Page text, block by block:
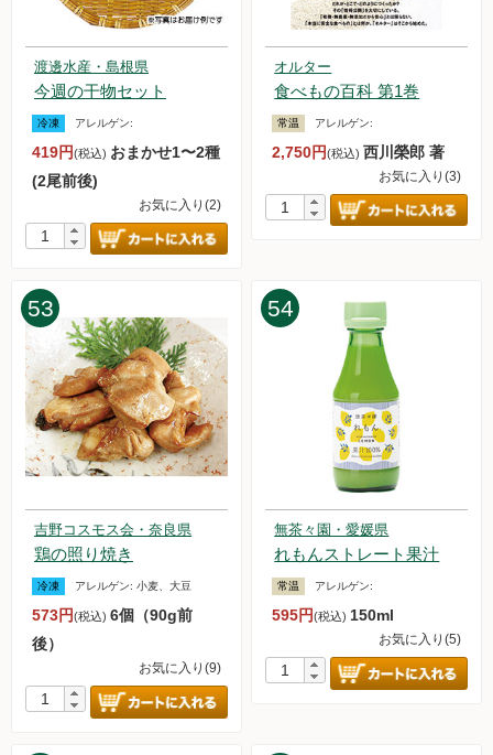
渡邊水産・島根県
今週の干物セット
冷凍 アレルゲン:
419円(税込) おまかせ1〜2種
(2尾前後)
お気に入り(2)
オルター
食べもの百科 第1巻
常温 アレルゲン:
2,750円(税込) 西川榮郎 著
お気に入り(3)
53
吉野コスモス会・奈良県
鶏の照り焼き
冷凍 アレルゲン: 小麦、大豆
573円(税込) 6個（90g前
後）
お気に入り(9)
54
無茶々園・愛媛県
れもんストレート果汁
常温 アレルゲン:
595円(税込)150ml
お気に入り(5)